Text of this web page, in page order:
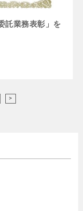
託業務表彰」を
>